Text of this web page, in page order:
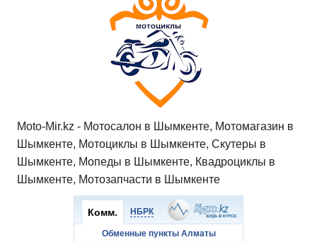
Moto-Mir.kz - Мотосалон в Шымкенте, Мотомагазин в
Шымкенте, Мотоциклы в Шымкенте, Скутеры в
Шымкенте, Мопеды в Шымкенте, Квадроциклы в
Шымкенте, Мотозапчасти в Шымкенте